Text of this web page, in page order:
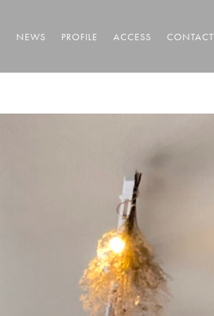
NEWS PROFILE ACCESS CONTACT